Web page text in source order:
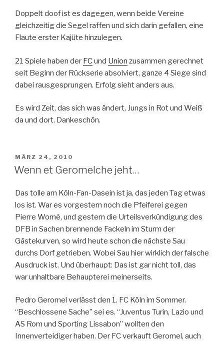
Doppelt doof ist es dagegen, wenn beide Vereine
gleichzeitig die Segel raffen und sich darin gefallen, eine
Flaute erster Kajüte hinzulegen.
21 Spiele haben der FCund Union zusammen gerechnet
seit Beginn der Rückserie absolviert, ganze 4 Siege sind
dabei rausgesprungen. Erfolg sieht anders aus.
Es wird Zeit, das sich was ändert, Jungs in Rot und Weiß
da und dort. Dankeschön.
VERÖFFENTLICHT
AM
MÄRZ 24, 2010
Wenn et Geromelche jeht…
Das tolle am Köln-Fan-Dasein ist ja, das jeden Tag etwas
los ist. War es vorgestern noch die Pfeiferei gegen
Pierre Womé, und gestern die Urteilsverkündigung des
DFB in Sachen brennende Fackeln im Sturm der
Gästekurven, so wird heute schon die nächste Sau
durchs Dorf getrieben. Wobei Sau hier wirklich der falsche
Ausdruck ist. Und überhaupt: Das ist gar nicht toll, das
war unhaltbare Behaupterei meinerseits.
Pedro Geromel verlässt den 1. FC Köln im Sommer.
“Beschlossene Sache” sei es. “Juventus Turin, Lazio und
AS Rom und Sporting Lissabon” wollten den
Innenverteidiger haben. Der FC verkauft Geromel, auch